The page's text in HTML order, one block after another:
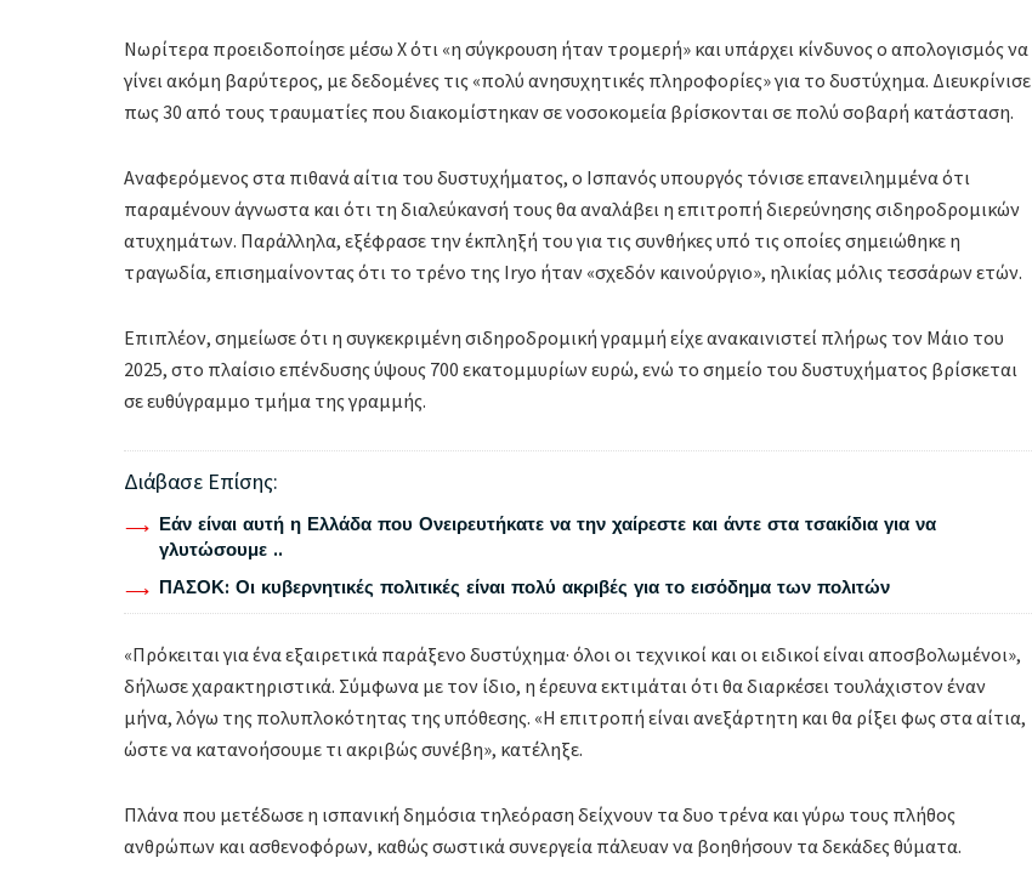
Νωρίτερα προειδοποίησε μέσω X ότι «η σύγκρουση ήταν τρομερή» και υπάρχει κίνδυνος ο απολογισμός να
γίνει ακόμη βαρύτερος, με δεδομένες τις «πολύ ανησυχητικές πληροφορίες» για το δυστύχημα. Διευκρίνισε
πως 30 από τους τραυματίες που διακομίστηκαν σε νοσοκομεία βρίσκονται σε πολύ σοβαρή κατάσταση.
Αναφερόμενος στα πιθανά αίτια του δυστυχήματος, ο Ισπανός υπουργός τόνισε επανειλημμένα ότι
παραμένουν άγνωστα και ότι τη διαλεύκανσή τους θα αναλάβει η επιτροπή διερεύνησης σιδηροδρομικών
ατυχημάτων. Παράλληλα, εξέφρασε την έκπληξή του για τις συνθήκες υπό τις οποίες σημειώθηκε η
τραγωδία, επισημαίνοντας ότι το τρένο της Iryo ήταν «σχεδόν καινούργιο», ηλικίας μόλις τεσσάρων ετών.
Επιπλέον, σημείωσε ότι η συγκεκριμένη σιδηροδρομική γραμμή είχε ανακαινιστεί πλήρως τον Μάιο του
2025, στο πλαίσιο επένδυσης ύψους 700 εκατομμυρίων ευρώ, ενώ το σημείο του δυστυχήματος βρίσκεται
σε ευθύγραμμο τμήμα της γραμμής.
Διάβασε Επίσης:
Εάν είναι αυτή η Ελλάδα που Ονειρευτήκατε να την χαίρεστε και άντε στα τσακίδια για να
γλυτώσουμε ..
ΠΑΣΟΚ: Οι κυβερνητικές πολιτικές είναι πολύ ακριβές για το εισόδημα των πολιτών
«Πρόκειται για ένα εξαιρετικά παράξενο δυστύχημα· όλοι οι τεχνικοί και οι ειδικοί είναι αποσβολωμένοι»,
δήλωσε χαρακτηριστικά. Σύμφωνα με τον ίδιο, η έρευνα εκτιμάται ότι θα διαρκέσει τουλάχιστον έναν
μήνα, λόγω της πολυπλοκότητας της υπόθεσης. «Η επιτροπή είναι ανεξάρτητη και θα ρίξει φως στα αίτια,
ώστε να κατανοήσουμε τι ακριβώς συνέβη», κατέληξε.
Πλάνα που μετέδωσε η ισπανική δημόσια τηλεόραση δείχνουν τα δυο τρένα και γύρω τους πλήθος
ανθρώπων και ασθενοφόρων, καθώς σωστικά συνεργεία πάλευαν να βοηθήσουν τα δεκάδες θύματα.